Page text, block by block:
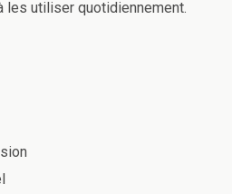
les utiliser quotidiennement.